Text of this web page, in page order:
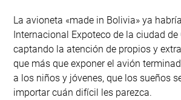
La avioneta «made in Bolivia» ya
Internacional Expoteco de la ciudad
captando la atención de propios y
que más que exponer el avión
a los niños y jóvenes, que los sueños
importar cuán difícil les parezca.